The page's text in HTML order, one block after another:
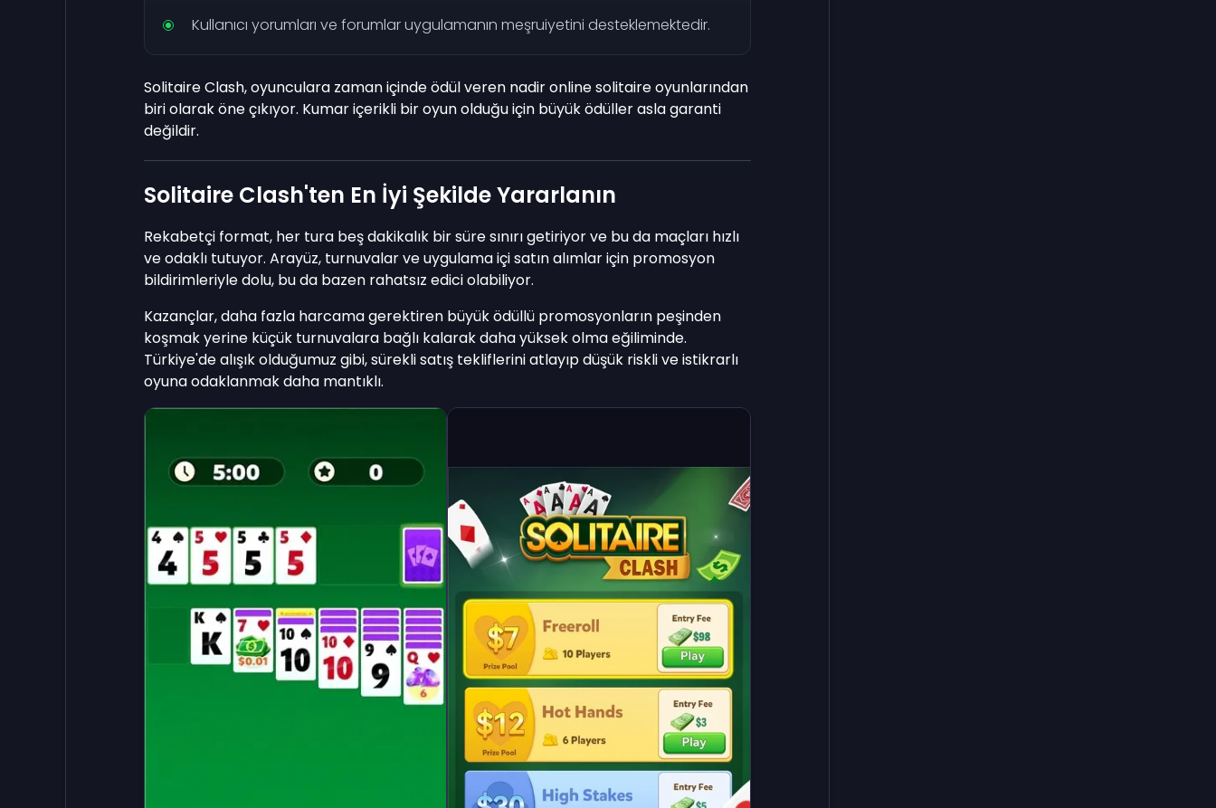
Kullanıcı yorumları ve forumlar uygulamanın meşruiyetini desteklemektedir.
Solitaire Clash, oyunculara zaman içinde ödül veren nadir online solitaire oyunlarından
biri olarak öne çıkıyor. Kumar içerikli bir oyun olduğu için büyük ödüller asla garanti
değildir.
Solitaire Clash'ten En İyi Şekilde Yararlanın
Rekabetçi format, her tura beş dakikalık bir süre sınırı getiriyor ve bu da maçları hızlı
ve odaklı tutuyor. Arayüz, turnuvalar ve uygulama içi satın alımlar için promosyon
bildirimleriyle dolu, bu da bazen rahatsız edici olabiliyor.
Kazançlar, daha fazla harcama gerektiren büyük ödüllü promosyonların peşinden
koşmak yerine küçük turnuvalara bağlı kalarak daha yüksek olma eğiliminde.
Türkiye'de alışık olduğumuz gibi, sürekli satış tekliflerini atlayıp düşük riskli ve istikrarlı
oyuna odaklanmak daha mantıklı.